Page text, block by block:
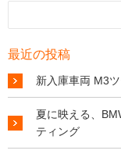
最近の投稿
新入庫車両 M3
夏に映える、
ティング